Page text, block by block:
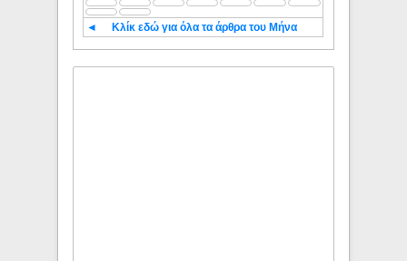
◄ Κλίκ εδώ για όλα τα άρθρα του Μήνα